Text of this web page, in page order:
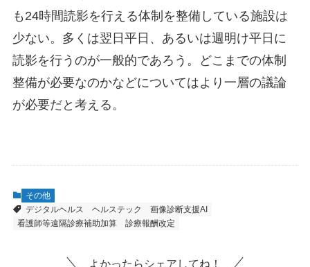
も24時間読影を行える体制を整備している施設は
少ない。多くは翌日平日、あるいは週明け平日に
読影を行うのが一般的であろう。どこまでの体制
整備が必要なのかなどについてはより一層の議論
が必要だと考える。
その他
デジタルヘルス
ヘルステック
画像診断支援AI
看護師等遠隔診療補助加算
診療報酬改定
よかったらシェアしてね！